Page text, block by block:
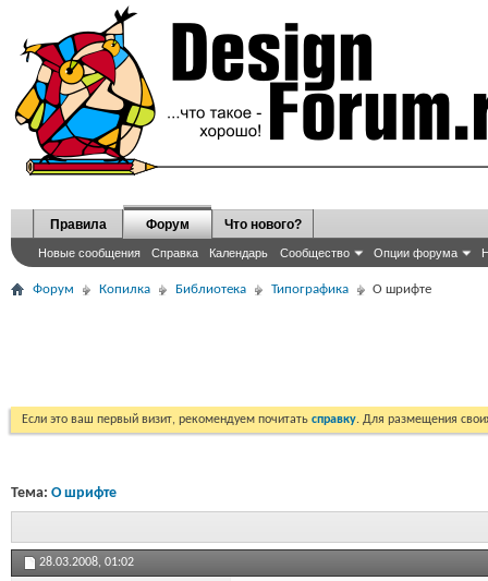
Правила Форум
Новые сообщения Справка Календарь Сообщество Опции форума
Что нового?
Форум Копилка Библиотека Типографика О шрифте
Если это ваш первый визит, рекомендуем почитать справку. Для размещения
Тема: О шрифте
28.03.2008, 01:02